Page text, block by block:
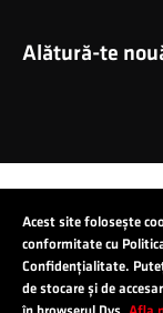
Acest site folosește
conformitate cu
Confidențialitate.
de stocare și de
Alătură-te